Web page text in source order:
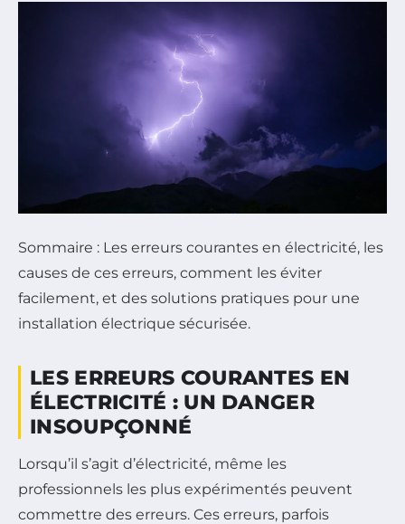
Sommaire : Les erreurs courantes en électricité, les
causes de ces erreurs, comment les éviter
facilement, et des solutions pratiques pour une
installation électrique sécurisée.
LES ERREURS COURANTES EN
ÉLECTRICITÉ : UN DANGER
INSOUPÇONNÉ
Lorsqu’il s’agit d’électricité, même les
professionnels les plus expérimentés peuvent
commettre des erreurs. Ces erreurs, parfois